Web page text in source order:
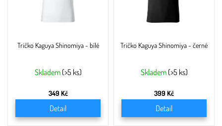
Tričko Kaguya Shinomiya - bílé
Skladem (>5 ks)
349 Kč
Detail
Tričko Kaguya Shinomiya - černé
Skladem (>5 ks)
399 Kč
Detail